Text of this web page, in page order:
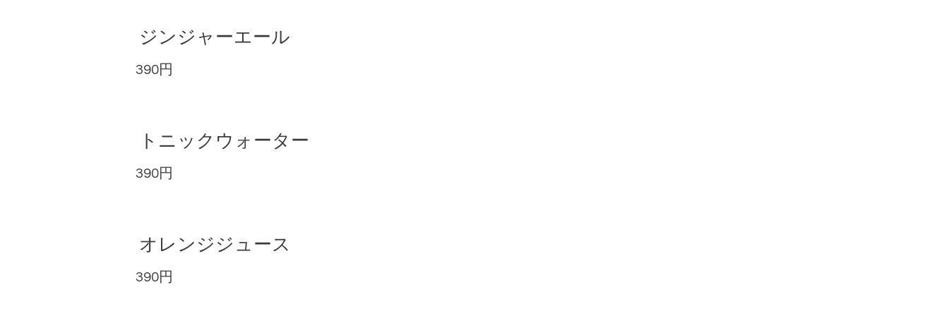
ジンジャーエール
390円
トニックウォーター
390円
オレンジジュース
390円